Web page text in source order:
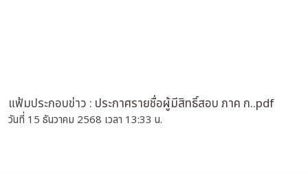
แฟ้มประกอบข่าว : ประกาศรายชื่อผู้มีสิทธิ์สอบ ภาค ก..pdf
วันที่ 15 ธันวาคม 2568 เวลา 13:33 น.